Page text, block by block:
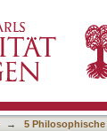
→ 5